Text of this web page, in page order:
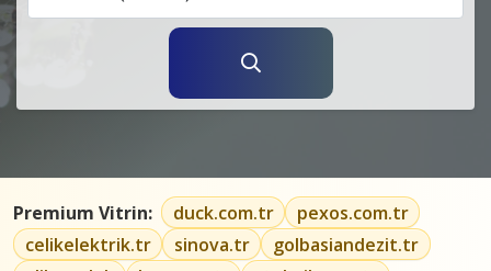
Premium Vitrin: duck.com.tr
pexos.com.tr
celikelektrik.tr
sinova.tr
golbasiandezit.tr